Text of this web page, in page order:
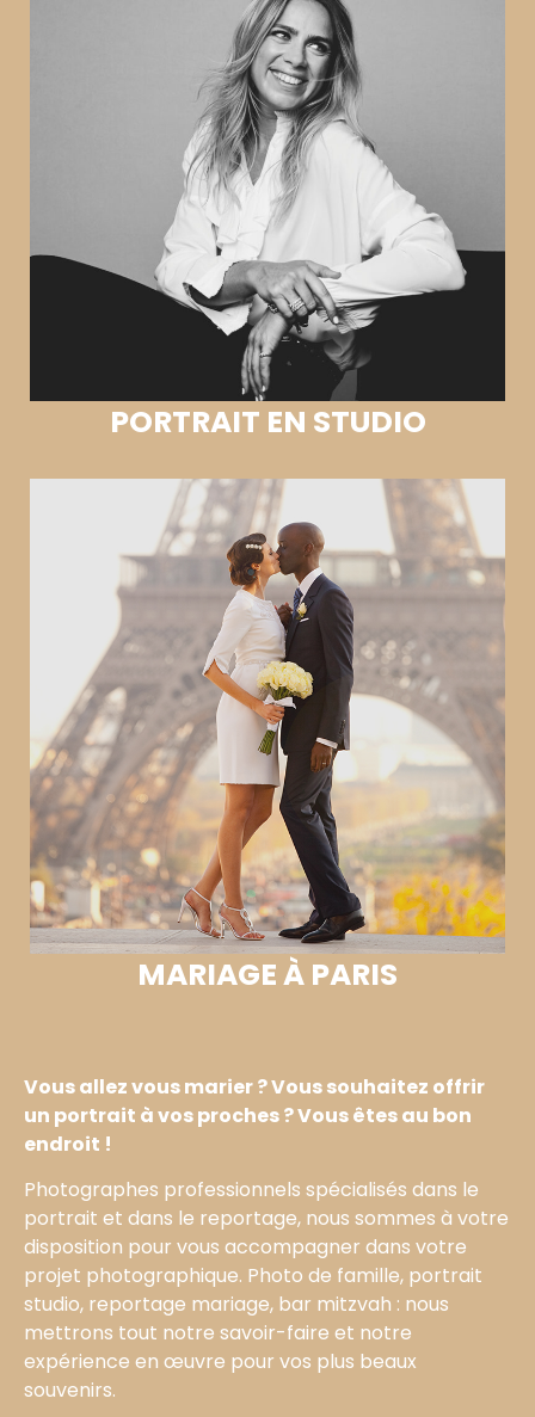
PORTRAIT EN STUDIO
MARIAGE À PARIS
Vous allez vous marier ? Vous souhaitez offrir
un portrait à vos proches ? Vous êtes au bon
endroit !
Photographes professionnels spécialisés dans le
portrait et dans le reportage, nous sommes à votre
disposition pour vous accompagner dans votre
projet photographique. Photo de famille, portrait
studio, reportage mariage, bar mitzvah : nous
mettrons tout notre savoir-faire et notre
expérience en œuvre pour vos plus beaux
souvenirs.